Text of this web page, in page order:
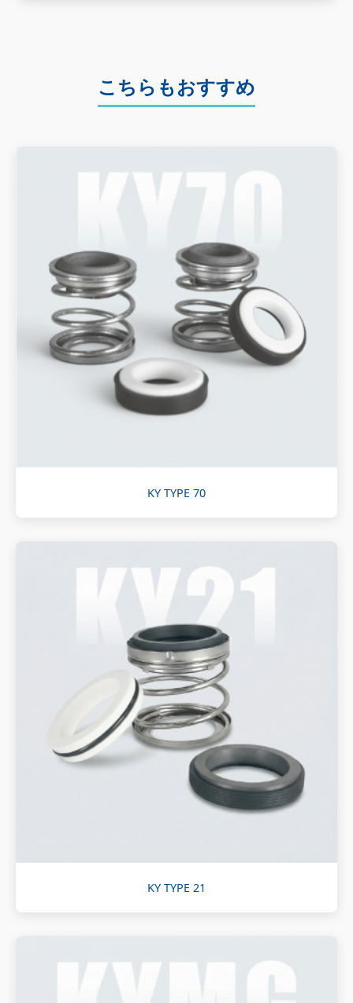
こちらもおすすめ
KY TYPE 70
KY TYPE 21